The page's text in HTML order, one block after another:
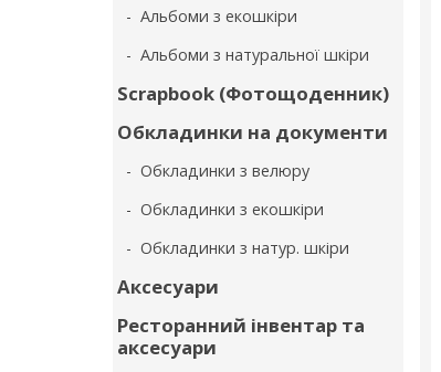
- Альбоми з екошкіри
- Альбоми з натуральної шкіри
Scrapbook (Фотощоденник)
Обкладинки на документи
- Обкладинки з велюру
- Обкладинки з екошкіри
- Обкладинки з натур. шкіри
Аксесуари
Ресторанний інвентар та
аксесуари